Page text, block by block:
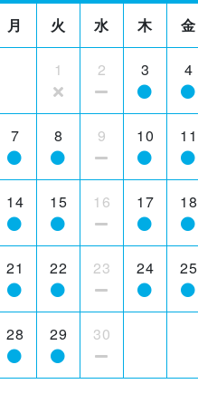
月 火 水 木 金
1 2 3 4
7 8 9 10 11
14 15 16 17 18
21 22 23 24 25
28 29 30